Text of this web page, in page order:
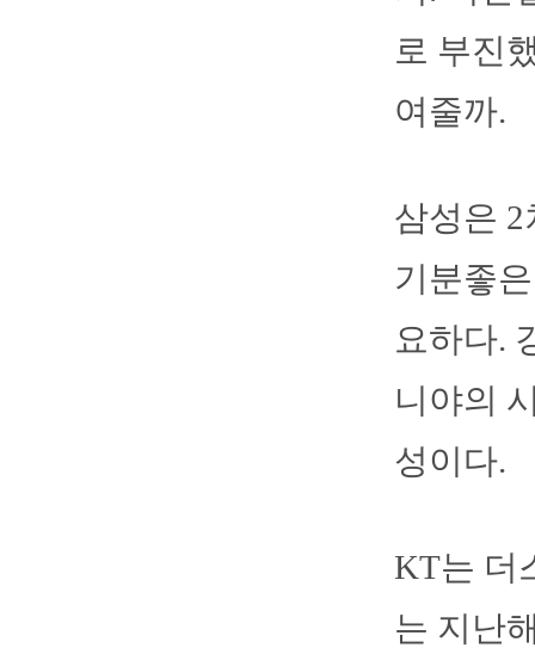
로 부진
여줄까.
삼성은
기분좋
요하다.
니야의
성이다.
KT는 더
는 지난